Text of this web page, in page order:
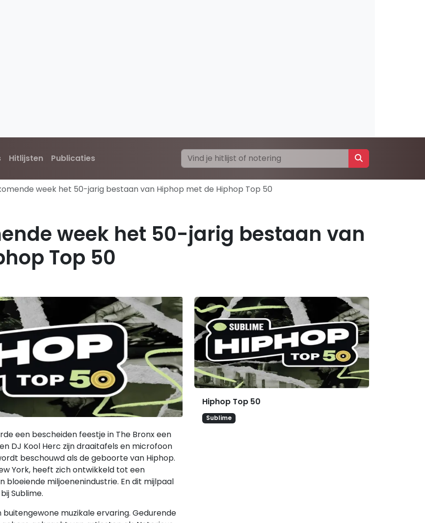
Hitlijsten Publicaties
week het 50-jarig bestaan van Hiphop met de Hiphop Top 50
week het 50-jarig bestaan van
Top 50
een bescheiden feestje in The Bronx een
DJ Kool Herc zijn draaitafels en microfoon
beschouwd als de geboorte van Hiphop.
York, heeft zich ontwikkeld tot een
bloeiende miljoenenindustrie. En dit mijlpaal
Sublime.
buitengewone muzikale ervaring. Gedurende
Gerelateerde hitlijsten
Hiphop Top 50
Sublime